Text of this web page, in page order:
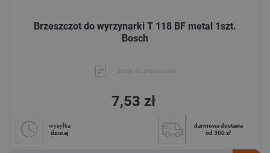
Brzeszczot do wyrzynarki T 118 BF metal 1szt.
Bosch
dodaj do porównania
7,53 zł
wysyłka
dzisiaj
darmowa dostawa
od 300 zł